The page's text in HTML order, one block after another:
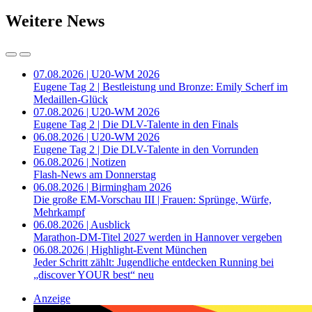
Weitere News
07.08.2026 | U20-WM 2026
Eugene Tag 2 | Bestleistung und Bronze: Emily Scherf im
Medaillen-Glück
07.08.2026 | U20-WM 2026
Eugene Tag 2 | Die DLV-Talente in den Finals
06.08.2026 | U20-WM 2026
Eugene Tag 2 | Die DLV-Talente in den Vorrunden
06.08.2026 | Notizen
Flash-News am Donnerstag
06.08.2026 | Birmingham 2026
Die große EM-Vorschau III | Frauen: Sprünge, Würfe,
Mehrkampf
06.08.2026 | Ausblick
Marathon-DM-Titel 2027 werden in Hannover vergeben
06.08.2026 | Highlight-Event München
Jeder Schritt zählt: Jugendliche entdecken Running bei
„discover YOUR best“ neu
Anzeige